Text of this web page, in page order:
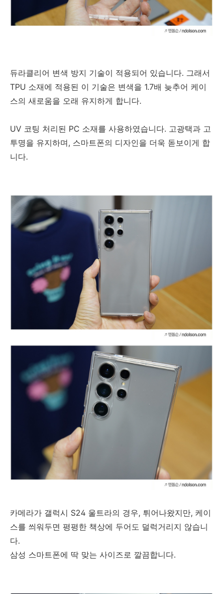
듀라클리어 변색 방지 기술이 적용되어 있습니다. 그래서
TPU 소재에 적용된 이 기술은 변색을 1.7배 늦추어 케이
스의 새로움을 오래 유지하게 합니다.
UV 코팅 처리된 PC 소재를 사용하였습니다. 고광택과 고
투명을 유지하며, 스마트폰의 디자인을 더욱 돋보이게 합
니다.
카메라가 갤럭시 S24 울트라의 경우, 튀어나왔지만, 케이
스를 씌워두면 평평한 책상에 두어도 덜럭거리지 않습니
다.
삼성 스마트폰에 딱 맞는 사이즈로 깔끔합니다.